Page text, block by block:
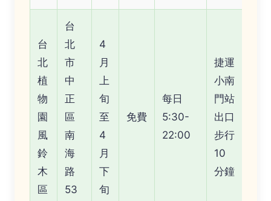
台
北
植
物
園
風
鈴
木
區
台
北
市
中
正
區
南
海
路
53
4
月
上
旬
至
4
月
下
旬
免費
每日
5:30-
22:00
捷運
小南
門站
出口
步行
10
分鐘